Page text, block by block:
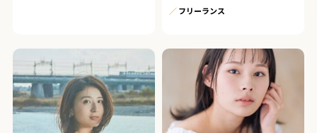
フリーランス